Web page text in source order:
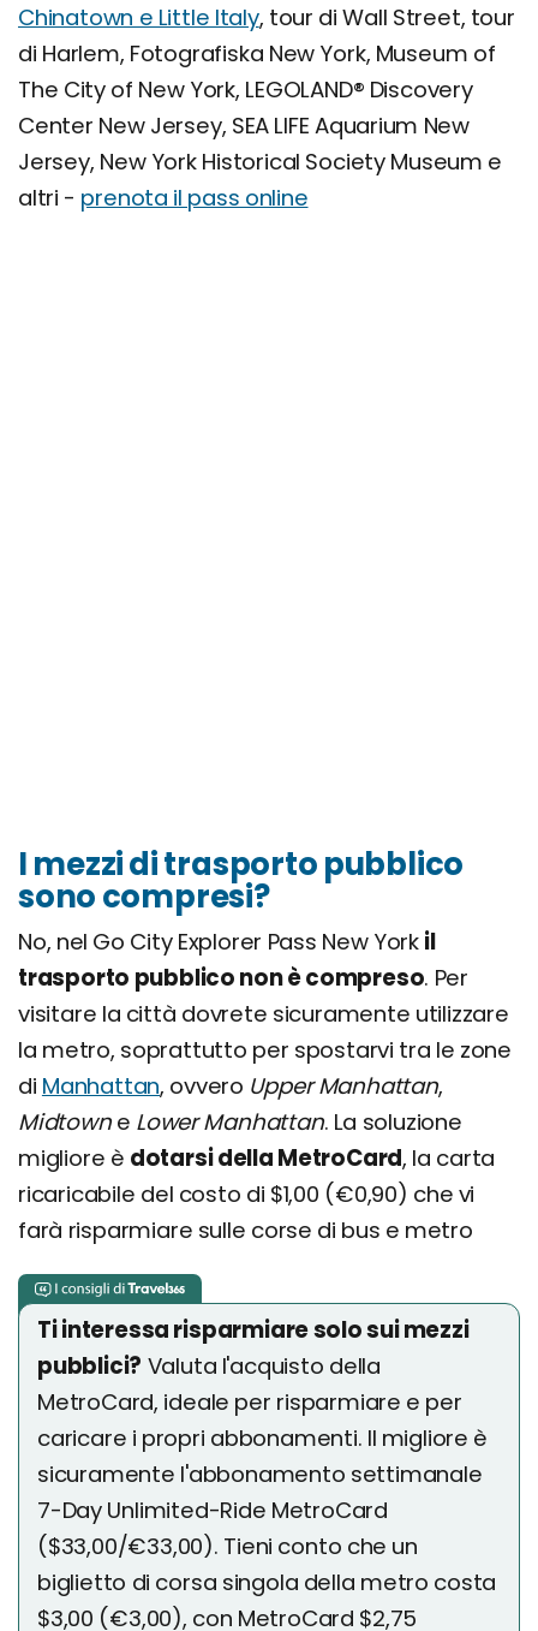
Chinatown e Little Italy, tour di Wall Street, tour
di Harlem, Fotografiska New York, Museum of
The City of New York, LEGOLAND® Discovery
Center New Jersey, SEA LIFE Aquarium New
Jersey, New York Historical Society Museum e
altri - prenota il pass online
I mezzi di trasporto pubblico
sono compresi?
No, nel Go City Explorer Pass New York il
trasporto pubblico non è compreso. Per
visitare la città dovrete sicuramente utilizzare
la metro, soprattutto per spostarvi tra le zone
di Manhattan, ovvero Upper Manhattan,
Midtowne Lower Manhattan. La soluzione
migliore è dotarsi della MetroCard, la carta
ricaricabile del costo di $1,00 (€0,90) che vi
farà risparmiare sulle corse di bus e metro
Ti interessa risparmiare solo sui mezzi
pubblici? Valuta l'acquisto della
MetroCard, ideale per risparmiare e per
caricare i propri abbonamenti. Il migliore è
sicuramente l'abbonamento settimanale
7-Day Unlimited-Ride MetroCard
($33,00/€33,00). Tieni conto che un
biglietto di corsa singola della metro costa
$3,00 (€3,00), con MetroCard $2,75